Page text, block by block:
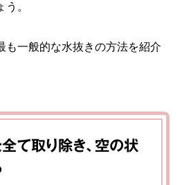
。
も一般的な水抜きの方法を紹介
て取り除き、空の状